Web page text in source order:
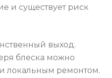
и существует риск
выход.
блеска можно
локальным ремонтом.